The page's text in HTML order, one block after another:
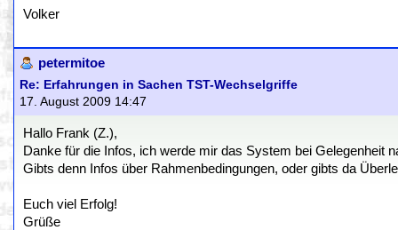
Volker
petermitoe
Re: Erfahrungen in Sachen TST-Wechselgriffe
17. August 2009 14:47
Hallo Frank (Z.),
Danke für die Infos, ich werde mir das System bei Gelegenheit
Gibts denn Infos über Rahmenbedingungen, oder gibts da
Euch viel Erfolg!
Grüße